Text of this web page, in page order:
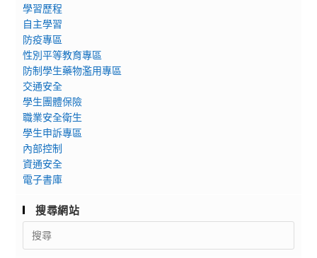
學習歷程
自主學習
防疫專區
性別平等教育專區
防制學生藥物濫用專區
交通安全
學生團體保險
職業安全衛生
學生申訴專區
內部控制
資通安全
電子書庫
搜尋網站
Search
for: